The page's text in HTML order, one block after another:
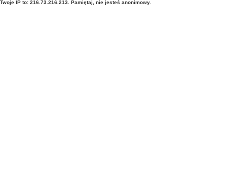
Twoje IP to: 216.73.216.213. Pamiętaj, nie jesteś anonimowy.